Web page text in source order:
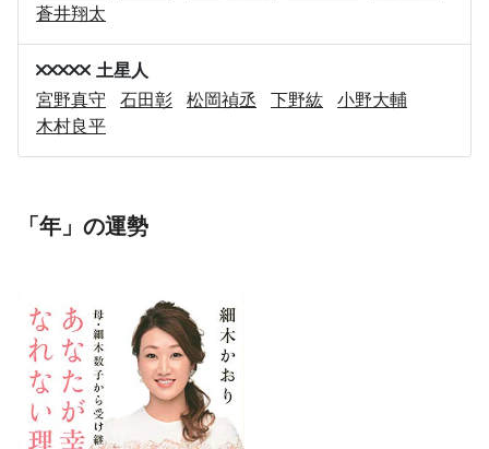
蒼井翔太
土星人
宮野真守
石田彰 松岡禎丞 下野紘
小野大輔
木村良平
「年」の運勢